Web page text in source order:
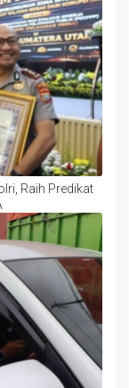
Raih Predikat